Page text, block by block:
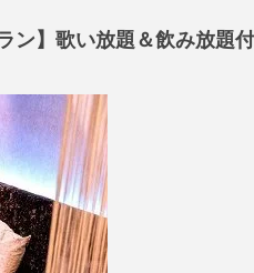
ン】歌い放題＆飲み放題